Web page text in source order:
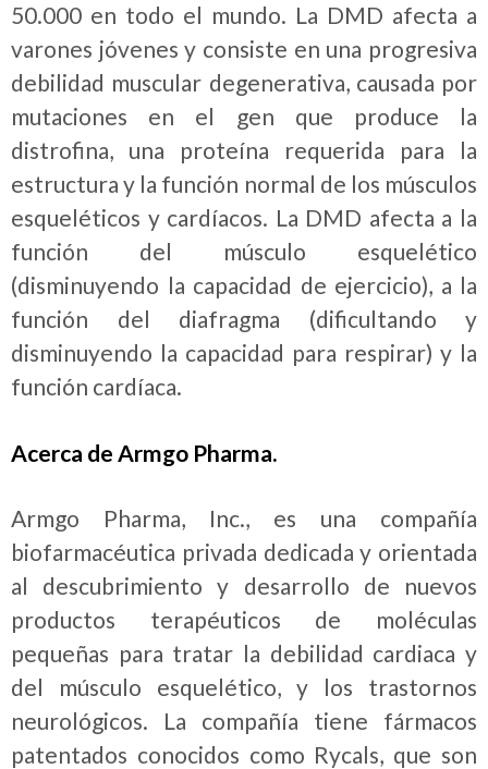
50.000 en todo el mundo. La DMD afecta a
varones jóvenes y consiste en una progresiva
debilidad muscular degenerativa, causada por
mutaciones en el gen que produce la
distrofina, una proteína requerida para la
estructura y la función normal de los músculos
esqueléticos y cardíacos. La DMD afecta a la
función del músculo esquelético
(disminuyendo la capacidad de ejercicio), a la
función del diafragma (dificultando y
disminuyendo la capacidad para respirar) y la
función cardíaca.
Acerca de Armgo Pharma.
Armgo Pharma, Inc., es una compañía
biofarmacéutica privada dedicada y orientada
al descubrimiento y desarrollo de nuevos
productos terapéuticos de moléculas
pequeñas para tratar la debilidad cardiaca y
del músculo esquelético, y los trastornos
neurológicos. La compañía tiene fármacos
patentados conocidos como Rycals, que son